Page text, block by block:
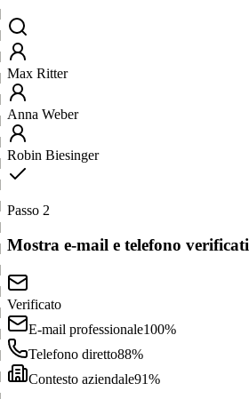
Max Ritter
Anna Weber
Robin Biesinger
Passo 2
Mostra e-mail e telefono verificati
Verificato
E-mail professionale100%
Telefono diretto88%
Contesto aziendale91%